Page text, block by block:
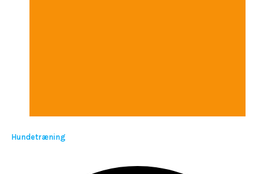
Hundetræning